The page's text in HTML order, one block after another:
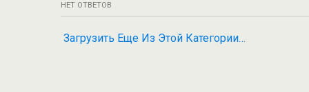
НЕТ ОТВЕТОВ
Загрузить Еще Из Этой Категории…